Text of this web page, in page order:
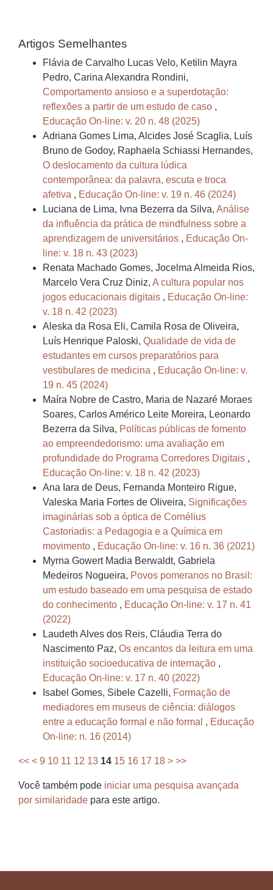
Artigos Semelhantes
Flávia de Carvalho Lucas Velo, Ketilin Mayra
Pedro, Carina Alexandra Rondini,
Comportamento ansioso e a superdotação:
reflexões a partir de um estudo de caso ,
Educação On-line: v. 20 n. 48 (2025)
Adriana Gomes Lima, Alcides José Scaglia, Luís
Bruno de Godoy, Raphaela Schiassi Hernandes,
O deslocamento da cultura lúdica
contemporânea: da palavra, escuta e troca
afetiva , Educação On-line: v. 19 n. 46 (2024)
Luciana de Lima, Ivna Bezerra da Silva, Análise
da influência da prática de mindfulness sobre a
aprendizagem de universitários , Educação On-
line: v. 18 n. 43 (2023)
Renata Machado Gomes, Jocelma Almeida Rios,
Marcelo Vera Cruz Diniz, A cultura popular nos
jogos educacionais digitais , Educação On-line:
v. 18 n. 42 (2023)
Aleska da Rosa Eli, Camila Rosa de Oliveira,
Luís Henrique Paloski, Qualidade de vida de
estudantes em cursos preparatórios para
vestibulares de medicina , Educação On-line: v.
19 n. 45 (2024)
Maíra Nobre de Castro, Maria de Nazaré Moraes
Soares, Carlos Américo Leite Moreira, Leonardo
Bezerra da Silva, Políticas públicas de fomento
ao empreendedorismo: uma avaliação em
profundidade do Programa Corredores Digitais ,
Educação On-line: v. 18 n. 42 (2023)
Ana Iara de Deus, Fernanda Monteiro Rigue,
Valeska Maria Fortes de Oliveira, Significações
imaginárias sob a óptica de Cornélius
Castoriadis: a Pedagogia e a Química em
movimento , Educação On-line: v. 16 n. 36 (2021)
Myrna Gowert Madia Berwaldt, Gabriela
Medeiros Nogueira, Povos pomeranos no Brasil:
um estudo baseado em uma pesquisa de estado
do conhecimento , Educação On-line: v. 17 n. 41
(2022)
Laudeth Alves dos Reis, Cláudia Terra do
Nascimento Paz, Os encantos da leitura em uma
instituição socioeducativa de internação ,
Educação On-line: v. 17 n. 40 (2022)
Isabel Gomes, Sibele Cazelli, Formação de
mediadores em museus de ciência: diálogos
entre a educação formal e não formal , Educação
On-line: n. 16 (2014)
<< < 9 10 11 12 13 14 15 16 17 18 > >>
Você também pode iniciar uma pesquisa avançada
por similaridade para este artigo.